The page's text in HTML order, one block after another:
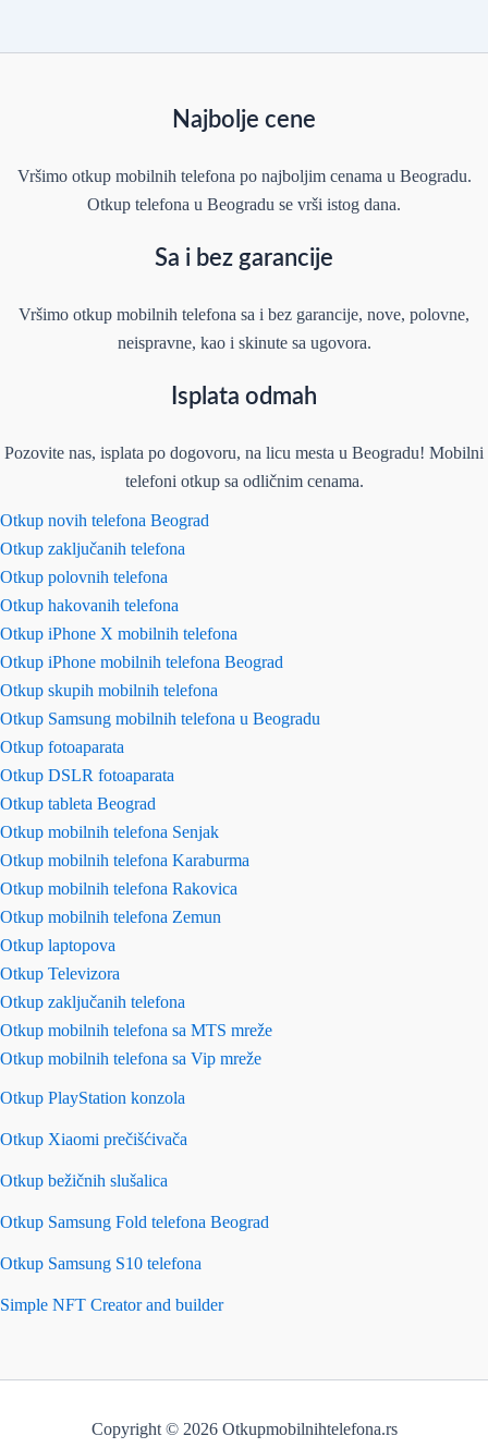
Najbolje cene
Vršimo otkup mobilnih telefona po najboljim cenama u Beogradu.
Otkup telefona u Beogradu se vrši istog dana.
Sa i bez garancije
Vršimo otkup mobilnih telefona sa i bez garancije, nove, polovne,
neispravne, kao i skinute sa ugovora.
Isplata odmah
Pozovite nas, isplata po dogovoru, na licu mesta u Beogradu! Mobilni
telefoni otkup sa odličnim cenama.
Otkup novih telefona Beograd
Otkup zaključanih telefona
Otkup polovnih telefona
Otkup hakovanih telefona
Otkup iPhone X mobilnih telefona
Otkup iPhone mobilnih telefona Beograd
Otkup skupih mobilnih telefona
Otkup Samsung mobilnih telefona u Beogradu
Otkup fotoaparata
Otkup DSLR fotoaparata
Otkup tableta Beograd
Otkup mobilnih telefona Senjak
Otkup mobilnih telefona Karaburma
Otkup mobilnih telefona Rakovica
Otkup mobilnih telefona Zemun
Otkup laptopova
Otkup Televizora
Otkup zaključanih telefona
Otkup mobilnih telefona sa MTS mreže
Otkup mobilnih telefona sa Vip mreže
Otkup PlayStation konzola
Otkup Xiaomi prečišćivača
Otkup bežičnih slušalica
Otkup Samsung Fold telefona Beograd
Otkup Samsung S10 telefona
Simple NFT Creator and builder
Copyright © 2026 Otkupmobilnihtelefona.rs